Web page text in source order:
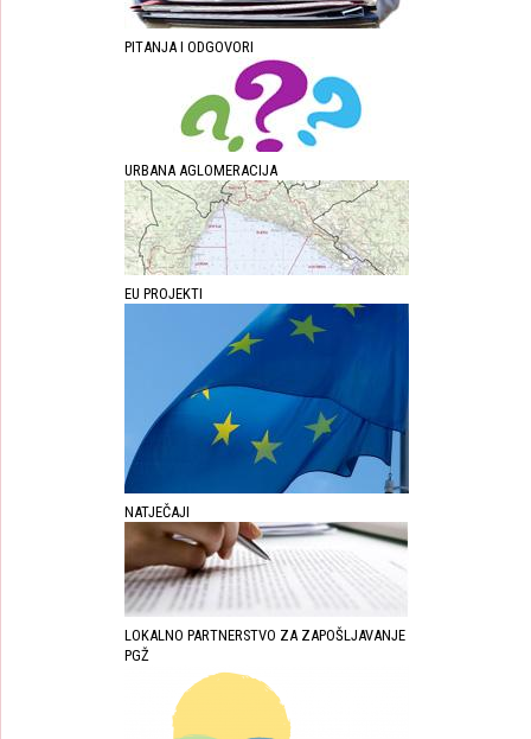
PITANJA I ODGOVORI
URBANA AGLOMERACIJA
EU PROJEKTI
NATJEČAJI
LOKALNO PARTNERSTVO ZA ZAPOŠLJAVANJE
PGŽ